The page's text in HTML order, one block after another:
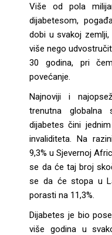
Više od pola
dijabetesom,
dobi u svakoj
više nego
30 godina, pri
povećanje.
Najnoviji i
trenutna globalna
dijabetes čini
invaliditeta. Na
9,3% u Sjevernoj
se da će taj broj
se da će stopa u
porasti na 11,3%.
Dijabetes je bio
više godina u